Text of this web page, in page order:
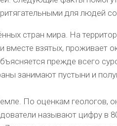
для людей
стран мира. На
взятых, проживает
прежде всего
занимают пустыни и
По оценкам геологов,
называют цифру в